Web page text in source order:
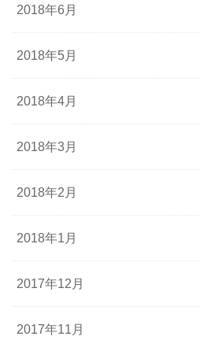
2018年6月
2018年5月
2018年4月
2018年3月
2018年2月
2018年1月
2017年12月
2017年11月